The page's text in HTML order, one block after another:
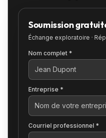
Soumission
Échange exploratoire ·
Nom complet *
Entreprise *
Courriel professionnel *